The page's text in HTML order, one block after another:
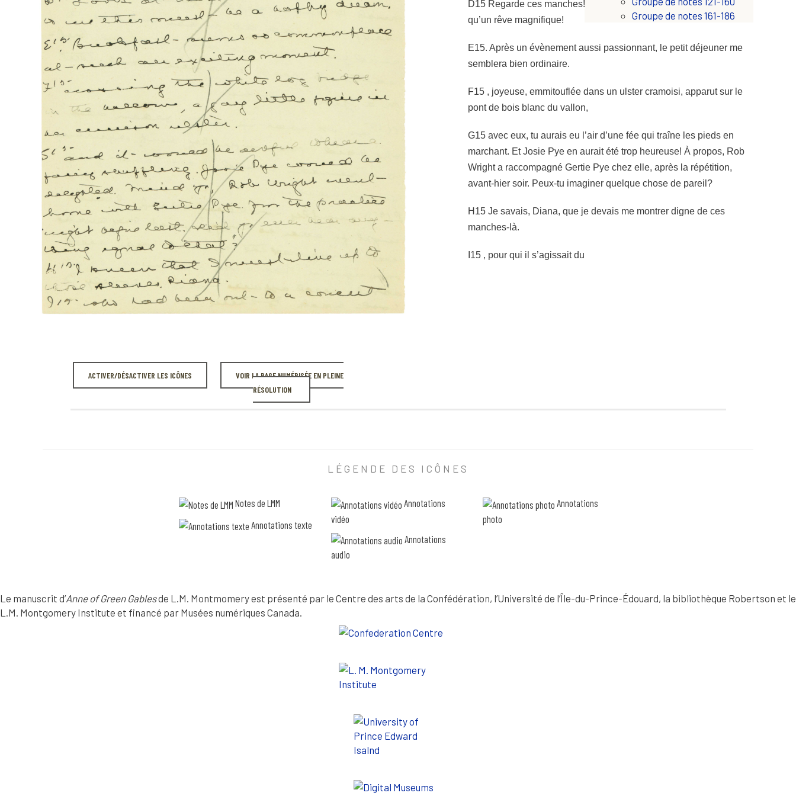
Groupe de notes 161-186
ACTIVER/DÉSACTIVER LES ICÔNES
VOIR LA PAGE NUMÉRISÉE EN PLEINE
RÉSOLUTION
D15 Regarde ces manches! Oh, il me semble que tout cela n’est
qu’un rêve magnifique!
E15. Après un évènement aussi passionnant, le petit déjeuner me
semblera bien ordinaire.
F15 , joyeuse, emmitouflée dans un ulster cramoisi, apparut sur le
pont de bois blanc du vallon,
G15 avec eux, tu aurais eu l’air d’une fée qui traîne les pieds en
marchant. Et Josie Pye en aurait été trop heureuse! À propos, Rob
Wright a raccompagné Gertie Pye chez elle, après la répétition,
avant-hier soir. Peux-tu imaginer quelque chose de pareil?
H15 Je savais, Diana, que je devais me montrer digne de ces
manches-là.
I15 , pour qui il s’agissait du
LÉGENDE DES ICÔNES
Notes de LMM
Annotations texte
Annotations
vidéo
Annotations
audio
Annotations
photo
Le manuscrit d’Anne of Green Gablesde L.M. Montmomery est présenté par le Centre des arts de la Confédération, l’Université de l’Île-du-Prince-Édouard, la bibliothèque Robertson et le
L.M. Montgomery Institute et financé par Musées numériques Canada.